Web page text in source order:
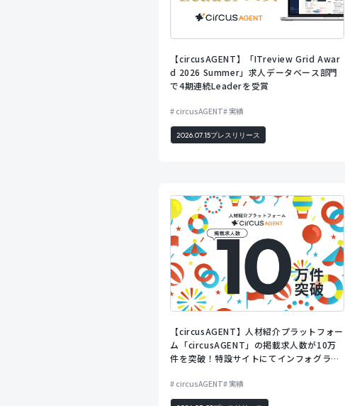
【circusAGENT】「ITreview Grid Awar
d 2026 Summer」求人データベース部門
で4期連続Leaderを受賞
circusAGENT 実績
2026.07.15プレスリリース
【circusAGENT】人材紹介プラットフォー
ム「circusAGENT」の掲載求人数が10万
件を突破！特設サイトにてインフォグラフ
circusAGENT 実績